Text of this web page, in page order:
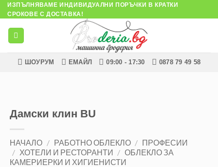
Skip
to
content
ИЗПЪЛНЯВАМЕ ИНДИВИДУАЛНИ ПОРЪЧКИ В КРАТКИ
СРОКОВЕ С ДОСТАВКА!
ШОУРУМ ЕМАЙЛ 09:00 - 17:30 0878 79 49 58
Дамски клин BU
НАЧАЛО / РАБОТНО ОБЛЕКЛО / ПРОФЕСИИ
/ ХОТЕЛИ И РЕСТОРАНТИ / ОБЛЕКЛО ЗА
КАМЕРИЕРКИ И ХИГИЕНИСТИ